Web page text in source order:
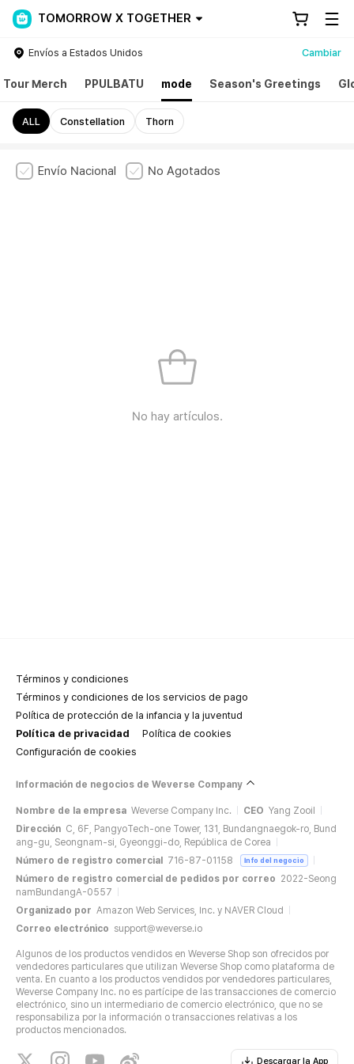
TOMORROW X TOGETHER
Envíos a Estados Unidos Cambiar
Tour Merch PPULBATU mode Season's Greetings
ALL Constellation Thorn
Envío Nacional No Agotados
No hay artículos.
Términos y condiciones
Términos y condiciones de los servicios de pago
Política de protección de la infancia y la juventud
Política de privacidad
Política de cookies
Configuración de cookies
Información de negocios de Weverse Company
Nombre de la empresa Weverse Company Inc. CEO Yang Zooil
Dirección C, 6F, PangyoTech-one Tower, 131, Bundangnaegok-ro, Bund
ang-gu, Seongnam-si, Gyeonggi-do, República de Corea
Número de registro comercial
716-87-01158 Info del negocio
Número de registro comercial de pedidos por correo 2022-Seong
namBundangA-0557
Organizado por Amazon Web Services, Inc. y NAVER Cloud
Correo electrónico support@weverse.io
Algunos de los productos vendidos en Weverse Shop son ofrecidos por
vendedores particulares que utilizan Weverse Shop como plataforma de
venta. En cuanto a los productos vendidos por vendedores particulares,
Weverse Company Inc. no es partícipe de las transacciones de comercio
electrónico, sino un intermediario de comercio electrónico, que no se
responsabiliza por la información o transacciones relativas a los
productos mencionados.
Descargar la App